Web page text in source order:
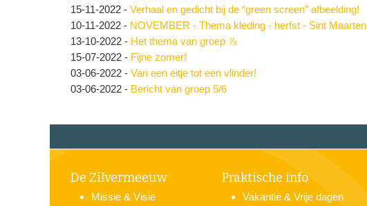
15-11-2022 - Verhaal en gedicht bij de “green screen” afbeelding!
10-11-2022 - NOVEMBER - Thema kleding - herfst - Sint Maarten
13-10-2022 - Het thema van groep ⅞
15-07-2022 - Fijne zomer!
03-06-2022 - Van een eitje tot een vlinder!
03-06-2022 - Bericht van groep 5/6
De Zilvermeeuw
Missie & Visie
Praktische info
Vakantie & Vrije dagen